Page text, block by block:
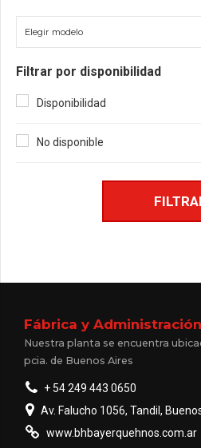
Filtrar por disponibilidad
Disponibilidad
No disponible
Fábrica y Administración
Nuestra planta se encuentra
pcia. de Buenos Aires
+ 54 249 443 0650
Av. Falucho 1056, Tandil,
www.bhbayerquehnos.com.ar